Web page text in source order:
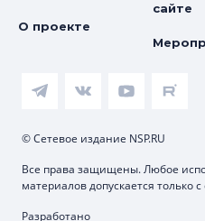
О проекте
сайте
© Сетевое издание NSP.RU
Все права защищены. Любое
материалов допускается только
Разработано